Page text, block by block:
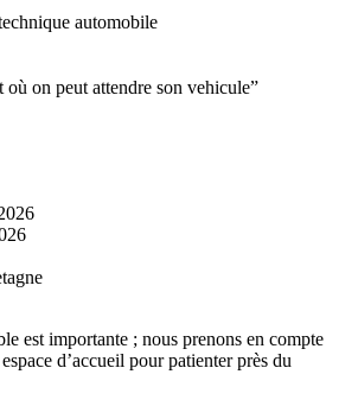
automobile
où on peut attendre son vehicule”
est importante ; nous prenons en compte
d’accueil pour patienter près du